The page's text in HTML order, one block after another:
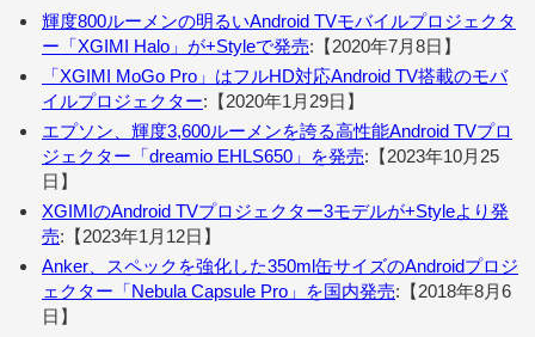
輝度800ルーメンの明るいAndroid TVモバイルプロジェクタ
ー「XGIMI Halo」が+Styleで発売:【2020年7月8日】
「XGIMI MoGo Pro」はフルHD対応Android TV搭載のモバ
イルプロジェクター:【2020年1月29日】
エプソン、輝度3,600ルーメンを誇る高性能Android TVプロ
ジェクター「dreamio EHLS650」を発売:【2023年10月25
日】
XGIMIのAndroid TVプロジェクター3モデルが+Styleより発
売:【2023年1月12日】
Anker、スペックを強化した350ml缶サイズのAndroidプロジ
ェクター「Nebula Capsule Pro」を国内発売:【2018年8月6
日】